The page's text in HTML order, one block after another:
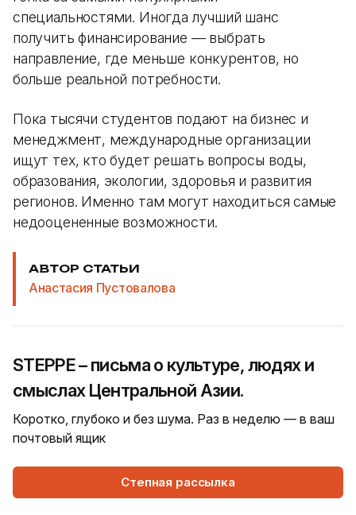
специальностями. Иногда лучший шанс
получить финансирование — выбрать
направление, где меньше конкурентов, но
больше реальной потребности.
Пока тысячи студентов подают на бизнес и
менеджмент, международные организации
ищут тех, кто будет решать вопросы воды,
образования, экологии, здоровья и развития
регионов. Именно там могут находиться самые
недооцененные возможности.
АВТОР СТАТЬИ
Анастасия Пустовалова
STEPPE – письма о культуре, людях и
смыслах Центральной Азии.
Коротко, глубоко и без шума. Раз в неделю — в ваш
почтовый ящик
Степная рассылка